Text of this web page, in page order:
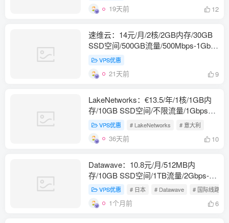
19天前 12
速维云：14元/月/2核/2GB内存/30GB
SSD空间/500GB流量/500Mbps-1Gbps
端口/KVM/香港CMI/香港CN2/洛杉矶
CN2 GIA
VPS优惠
21天前 9
LakeNetworks：€13.5/年/1核/1GB内
存/10GB SSD空间/不限流量/1Gbps端
口/KVM/意大利，支持BGP
VPS优惠 # LakeNetworks # 意大利
36天前 10
Datawave：10.8元/月/512MB内
存/10GB SSD空间/1TB流量/2Gbps-
5Gbps端口/KVM/日本/国际线路
VPS优惠 # 日本 # Datawave # 国际线路
1个月前 6